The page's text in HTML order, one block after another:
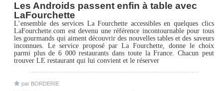
Les Androids passent enfin à table avec
LaFourchette
L’ensemble des services La Fourchette accessibles en quelques clics
LaFourchette.com est devenu une référence incontournable pour tous
les gourmands qui aiment découvrir des nouvelles tables et des saveurs
inconnues. Le service proposé par La Fourchette, donne le choix
parmi plus de 6 000 restaurants dans toute la France. Chacun peut
trouver LE restaurant qui lui convient et le réserver
par BORDERIE